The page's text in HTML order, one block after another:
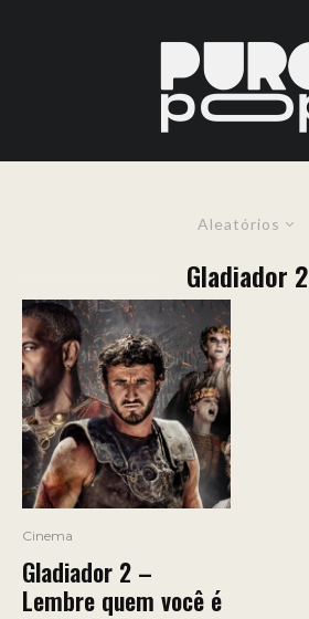
Aleatórios
Gladiador 2
Cinema
Gladiador 2 –
Lembre quem você é